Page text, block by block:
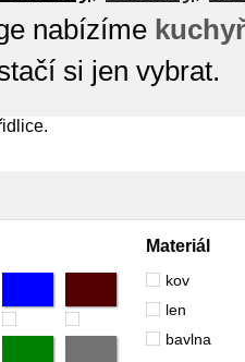
nabízíme
si jen vybrat.
Materiál
kov
len
bavlna